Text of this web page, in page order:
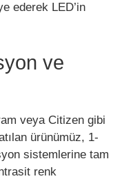
ederek LED’in
ve
veya Citizen gibi
ürünümüz, 1-
sistemlerine tam
renk